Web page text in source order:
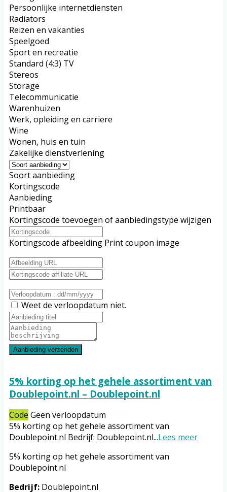
Persoonlijke internetdiensten
Radiators
Reizen en vakanties
Speelgoed
Sport en recreatie
Standard (4:3) TV
Stereos
Storage
Telecommunicatie
Warenhuizen
Werk, opleiding en carriere
Wine
Wonen, huis en tuin
Zakelijke dienstverlening
Soort aanbieding
Kortingscode
Aanbieding
Printbaar
Kortingscode toevoegen of aanbiedingstype wijzigen
Kortingscode afbeelding Print coupon image
Weet de verloopdatum niet.
Aanbieding verzenden
5% korting op het gehele assortiment van
Doublepoint.nl – Doublepoint.nl
Code Geen verloopdatum
5% korting op het gehele assortiment van
Doublepoint.nl Bedrijf: Doublepoint.nl...Lees meer
5% korting op het gehele assortiment van
Doublepoint.nl
Bedrijf: Doublepoint.nl